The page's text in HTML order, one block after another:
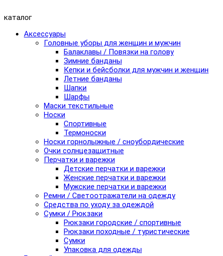
каталог
Аксессуары
Головные уборы для женщин и мужчин
Балаклавы / Повязки на голову
Зимние банданы
Кепки и бейсболки для мужчин и женщин
Летние банданы
Шапки
Шарфы
Маски текстильные
Носки
Спортивные
Термоноски
Носки горнолыжные / сноубордические
Очки солнцезащитные
Перчатки и варежки
Детские перчатки и варежки
Женские перчатки и варежки
Мужские перчатки и варежки
Ремни / Светоотражатели на одежду
Средства по уходу за одеждой
Сумки / Рюкзаки
Рюкзаки городские / спортивные
Рюкзаки походные / туристические
Сумки
Упаковка для одежды